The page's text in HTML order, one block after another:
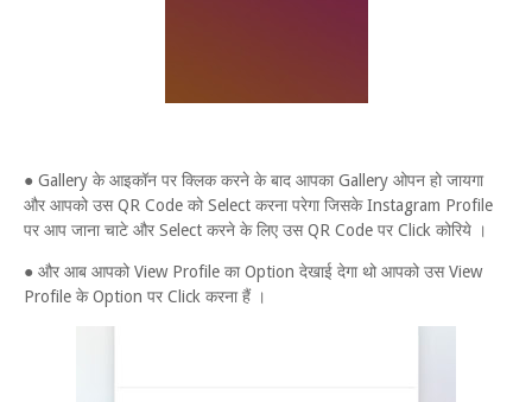
● Gallery के आइकॉन पर क्लिक करने के बाद आपका Gallery ओपन हो जायगा
और आपको उस QR Code को Select करना परेगा जिसके Instagram Profile
पर आप जाना चाटे और Select करने के लिए उस QR Code पर Click कोरिये ।
● और आब आपको View Profile का Option देखाई देगा थो आपको उस View
Profile के Option पर Click करना हैं ।